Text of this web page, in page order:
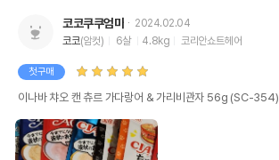
코코쿠쿠엄마
2024.02.04
코코(암컷) 6살 4.8kg 코리안쇼트헤어
첫구매
이나바 챠오 캔 츄르 가다랑어 & 가리비관자 56g (SC-354)